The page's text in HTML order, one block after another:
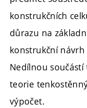
konstrukčních
důrazu na
konstrukční
Nedílnou
teorie
výpočet.